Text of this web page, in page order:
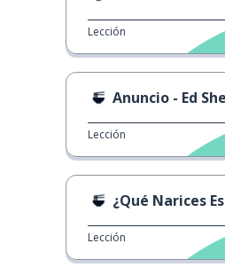
Lección
Anuncio - Ed
Lección
¿Qué Narices
Lección